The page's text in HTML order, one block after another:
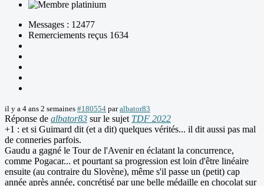
Messages : 12477
Remerciements reçus 1634
il y a 4 ans 2 semaines #180554 paralbator83
Réponse de albator83 sur le sujet TDF 2022
+1 : et si Guimard dit (et a dit) quelques vérités... il dit aussi pas mal
de conneries parfois.
Gaudu a gagné le Tour de l'Avenir en éclatant la concurrence,
comme Pogacar... et pourtant sa progression est loin d'être linéaire
ensuite (au contraire du Slovène), même s'il passe un (petit) cap
année après année, concrétisé par une belle médaille en chocolat sur